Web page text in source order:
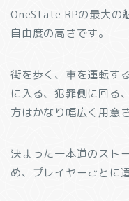
OneState RPの最大の
自由度の高さです。
街を歩く、車を運転す
に入る、犯罪側に回る
方はかなり幅広く用意
決まった一本道のスト
め、プレイヤーごとに